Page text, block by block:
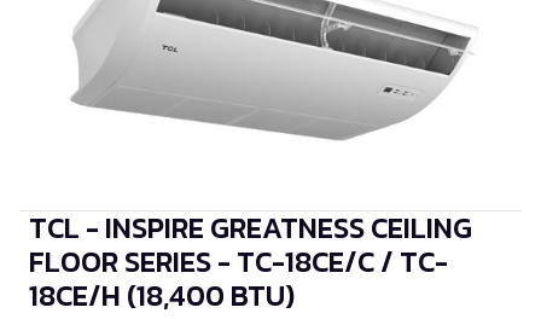
TCL - INSPIRE GREATNESS CEILING
FLOOR SERIES - TC-18CE/C / TC-
18CE/H (18,400 BTU)